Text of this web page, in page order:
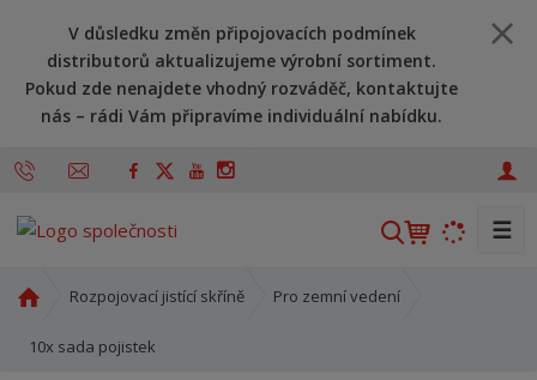
V důsledku změn připojovacích podmínek
distributorů aktualizujeme výrobní sortiment.
Pokud zde nenajdete vhodný rozváděč, kontaktujte
nás – rádi Vám připravíme individuální nabídku.
V
☰
o
Rozpojovací jistící skříně Pro zemní vedení
10x sada pojistek